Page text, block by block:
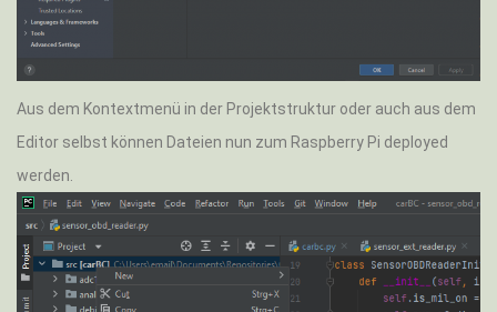
Aus dem Kontextmenü in der Projektstruktur oder auch aus dem
Editor selbst können Dateien nun zum Raspberry Pi deployed
werden.